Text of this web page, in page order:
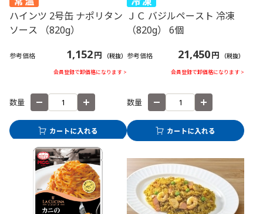
ハインツ 2号缶 ナポリタン
ソース （820g）
参考価格 1,152円 （税抜）
会員登録で卸価格になります >
数量
ＪＣ バジルペースト 冷凍
（820g） 6個
参考価格 21,450円 （税抜）
会員登録で卸価格になります >
数量